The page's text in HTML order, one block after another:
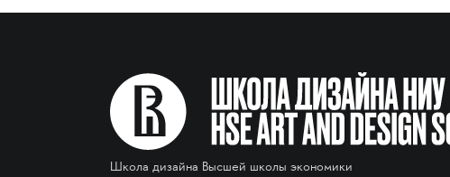
Школа дизайна Высшей школы экономики